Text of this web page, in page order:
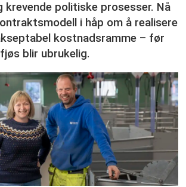
krevende politiske prosesser. Nå
i håp om å realisere
kostnadsramme – før
blir ubrukelig.